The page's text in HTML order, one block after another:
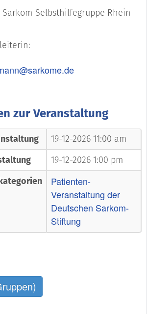
Selbsthilfegruppe Rhein-
zur Veranstaltung
19-12-2026 11:00 am
19-12-2026 1:00 pm
Patienten-
Veranstaltung der
Deutschen Sarkom-
Stiftung